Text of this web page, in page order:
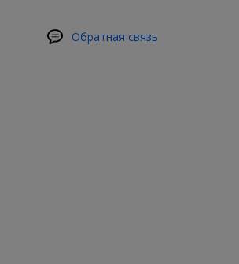
Обратная связь